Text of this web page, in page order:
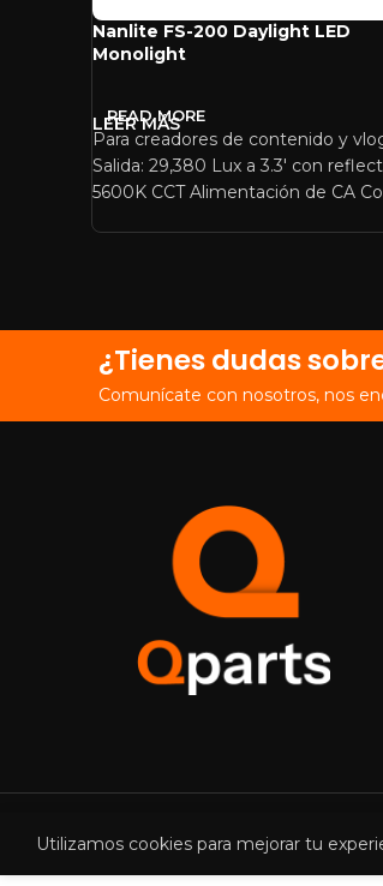
Nanlite FS-200 Daylight LED
Monolight
READ MORE
Para creadores de contenido y
Salida: 29,380 Lux a 3.3′ con
5600K CCT Alimentación de CA
¿Tienes dudas
Comunícate con nosotros, nos
Utilizamos cookies para mejorar tu